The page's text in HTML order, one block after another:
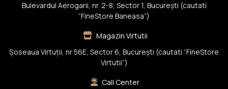
Bulevardul Aerogarii, nr. 2-8, Sector 1, Bucureşti (cautati
“FineStore Baneasa”)
Magazin Virtutii
Șoseaua Virtuții, nr 56E, Sector 6, București (cautati “FineStore
Virtutii”)
Call Center